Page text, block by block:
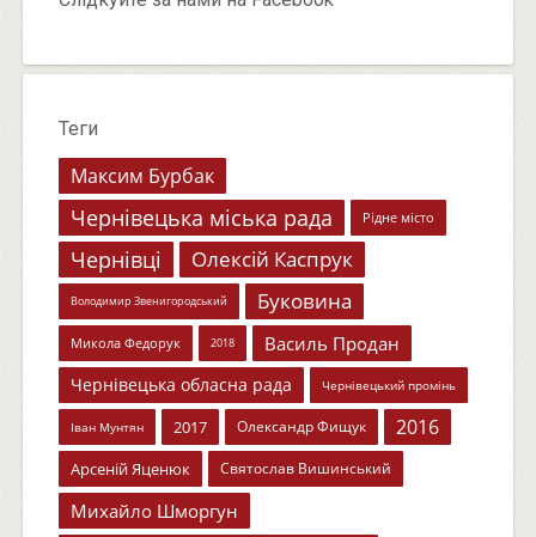
Теги
Максим Бурбак
Чернівецька міська рада Рідне місто
Чернівці Олексій Каспрук
Володимир Звенигородський Буковина
Микола Федорук 2018 Василь Продан
Чернівецька обласна рада Чернівецький промінь
Іван Мунтян 2017 Олександр Фищук 2016
Арсеній Яценюк Святослав Вишинський
Михайло Шморгун